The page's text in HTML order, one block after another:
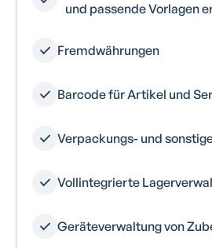
und passende Vorlagen
Fremdwährungen
Barcode für Artikel und
Verpackungs- und
Vollintegrierte
Geräteverwaltung von